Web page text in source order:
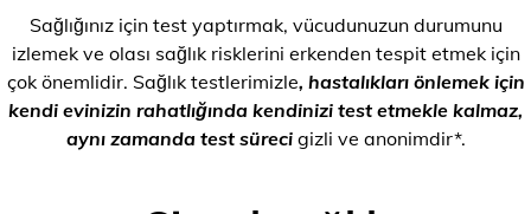
Sağlığınız için test yaptırmak, vücudunuzun durumunu
izlemek ve olası sağlık risklerini erkenden tespit etmek için
çok önemlidir. Sağlık testlerimizle, hastalıkları önlemek için
kendi evinizin rahatlığında kendinizi test etmekle kalmaz,
aynı zamanda test süreci gizli ve anonimdir*.